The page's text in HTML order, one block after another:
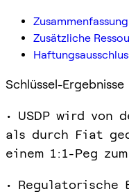
Zusammenfassung
Zusätzliche
Schlüssel-Ergebnisse
• USDP wird von
als durch Fiat
einem 1:1-Peg
• Regulatorische